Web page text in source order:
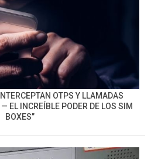
OTPS Y LLAMADAS
EL INCREÍBLE PODER DE LOS SIM
BOXES”